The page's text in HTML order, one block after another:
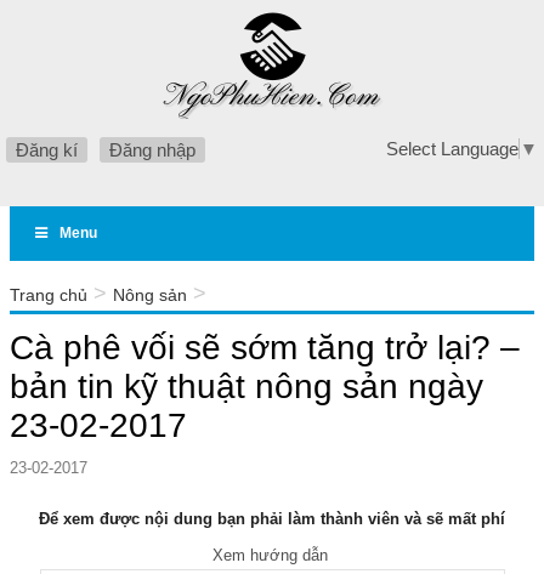
Đăng kí Đăng nhập Select Language ▼
Menu
Trang chủ > Nông sản >
ngày 23-02-2017
Cà phê vối sẽ sớm tăng trở lại? –
bản tin kỹ thuật nông sản ngày
23-02-2017
23-02-2017
Để xem được nội dung bạn phải làm thành viên và sẽ mất phí
Xem hướng dẫn